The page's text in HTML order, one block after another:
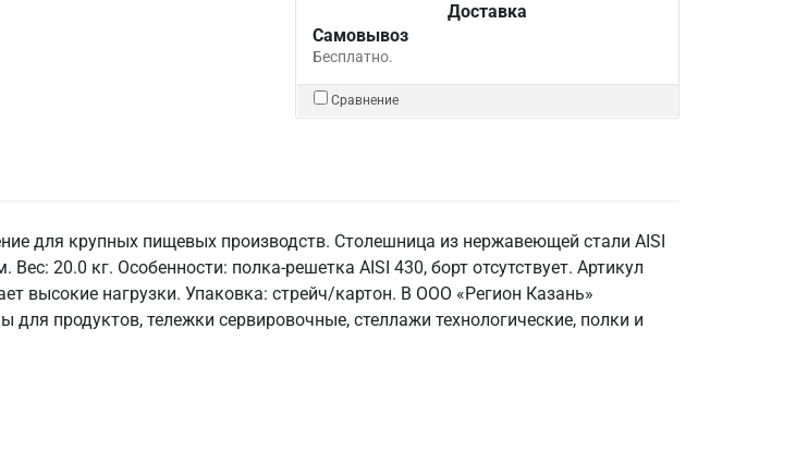
Доставка
Самовывоз
Бесплатно.
Сравнение
для крупных пищевых производств. Столешница из нержавеющей стали AISI
20.0 кг. Особенности: полка-решетка AISI 430, борт отсутствует. Артикул
высокие нагрузки. Упаковка: стрейч/картон. В ООО «Регион Казань»
продуктов, тележки сервировочные, стеллажи технологические, полки и